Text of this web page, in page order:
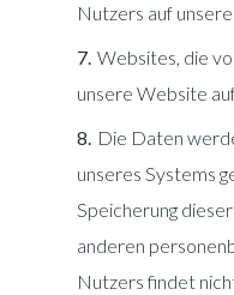
Nutzers auf
Websites, die
unsere Website
Die Daten
unseres Systems
Speicherung
anderen
Nutzers findet